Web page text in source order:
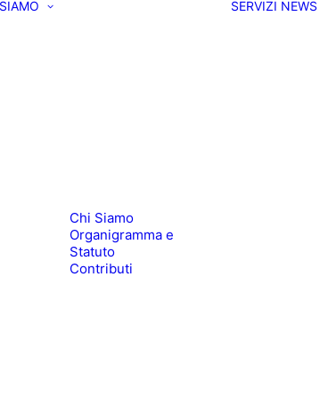
Chi Siamo
Organigramma e
Statuto
Contributi
SERVIZI NEWS